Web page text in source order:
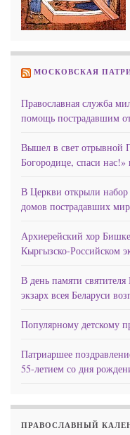
МОСКОВСКАЯ
Православная служба
помощь пострадавшим
Вышел в свет отрывной
Богородице, спаси нас!»
В Церкви открыли набор
домов пострадавших
Архиерейский хор
Кыргызско-Российском
В день памяти
экзарх всея Беларуси
Популярному детскому
Патриаршее
55-летием со дня
ПРАВОСЛАВНЫЙ